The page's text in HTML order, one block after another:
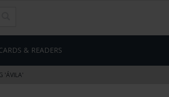
& READERS
'ÁVILA'